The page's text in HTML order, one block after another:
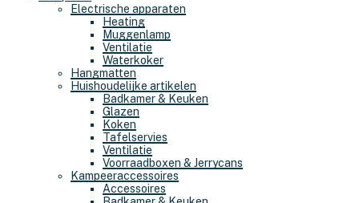
Electrische apparaten
Heating
Muggenlamp
Ventilatie
Waterkoker
Hangmatten
Huishoudelijke artikelen
Badkamer & Keuken
Glazen
Koken
Tafelservies
Ventilatie
Voorraadboxen & Jerrycans
Kampeeraccessoires
Accessoires